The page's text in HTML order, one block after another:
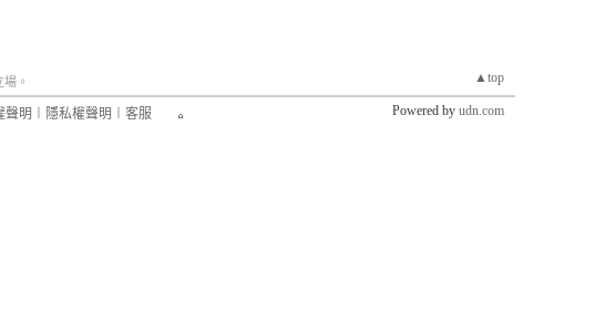
▲top
。
聲明 隱私權聲明 客服 Powered by udn.com